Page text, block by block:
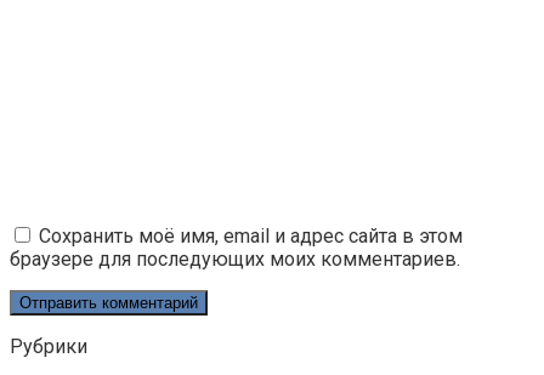
Сохранить моё имя, email и адрес сайта в этом
браузере для последующих моих комментариев.
Рубрики